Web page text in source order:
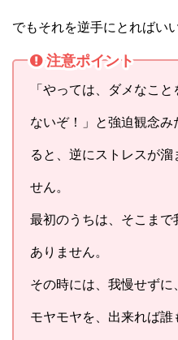
でもそれを逆手にとればい
注意ポイント
「やっては、ダメなこ
ないぞ！」と強迫観念
ると、逆にストレスが溜
せん。
最初のうちは、そこまで
ありません。
その時には、我慢せずに
モヤモヤを、出来れば誰